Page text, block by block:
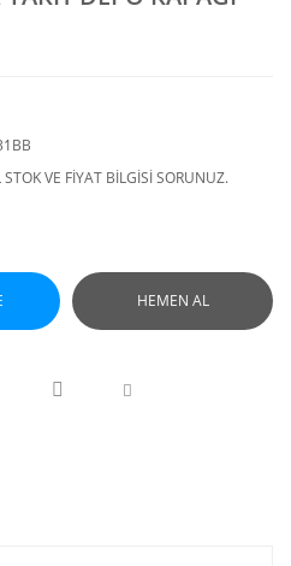
VE FİYAT BİLGİSİ SORUNUZ.
HEMEN AL